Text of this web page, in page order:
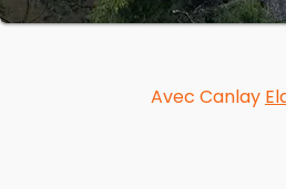
Avec Canlay